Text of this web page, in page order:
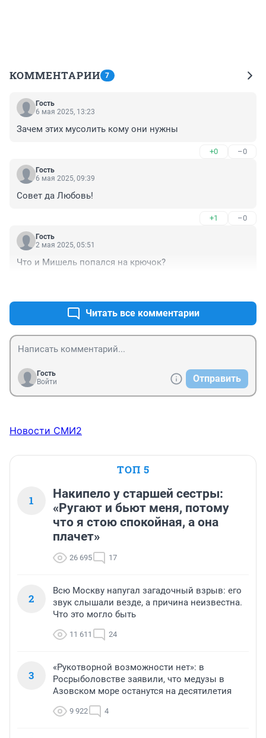
КОММЕНТАРИИ 7
Гость
6 мая 2025, 13:23
Зачем этих мусолить кому они нужны
+0 –0
Гость
6 мая 2025, 09:39
Совет да Любовь!
+1 –0
Гость
2 мая 2025, 05:51
Что и Мишель попался на крючок?
Читать все комментарии
Гость
Войти
Отправить
Новости СМИ2
ТОП 5
1
Накипело у старшей сестры:
«Ругают и бьют меня, потому
что я стою спокойная, а она
плачет»
26 695 17
2
Всю Москву напугал загадочный взрыв: его
звук слышали везде, а причина неизвестна.
Что это могло быть
11 611 24
3
«Рукотворной возможности нет»: в
Росрыболовстве заявили, что медузы в
Азовском море останутся на десятилетия
9 922 4